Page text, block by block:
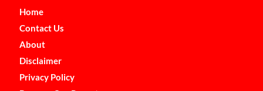
Home
Contact Us
About
Disclaimer
Privacy Policy